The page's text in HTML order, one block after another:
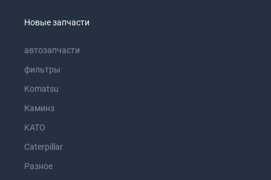
Новые запчасти
автозапчасти
фильтры
Komatsu
Каминз
KATO
Caterpillar
Разное